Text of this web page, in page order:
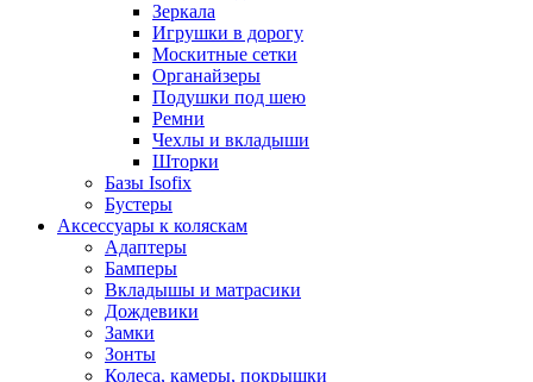
Зеркала
Игрушки в дорогу
Москитные сетки
Органайзеры
Подушки под шею
Ремни
Чехлы и вкладыши
Шторки
Базы Isofix
Бустеры
Аксессуары к коляскам
Адаптеры
Бамперы
Вкладышы и матрасики
Дождевики
Замки
Зонты
Колеса, камеры, покрышки